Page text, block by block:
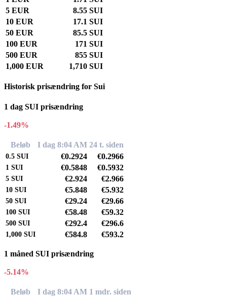
5 EUR
8.55 SUI
10 EUR
17.1 SUI
50 EUR
85.5 SUI
100 EUR
171 SUI
500 EUR
855 SUI
1,000 EUR
1,710 SUI
Historisk prisændring for Sui
1 dag SUI prisændring
-1.49%
Beløb I dag 8:04 AM 24 t. siden
0.5 SUI €0.2924 €0.2966
1 SUI €0.5848 €0.5932
5 SUI €2.924 €2.966
10 SUI €5.848 €5.932
50 SUI €29.24 €29.66
100 SUI €58.48 €59.32
500 SUI €292.4 €296.6
1,000 SUI €584.8 €593.2
1 måned SUI prisændring
-5.14%
Beløb I dag 8:04 AM 1 mdr. siden